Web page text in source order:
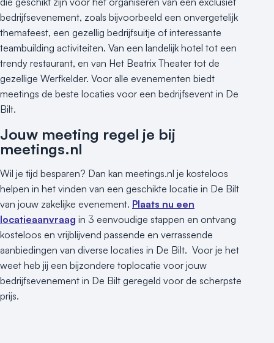
bedrijfsevenement, zoals bijvoorbeeld een onvergetelijk
themafeest, een gezellig bedrijfsuitje of interessante
teambuilding activiteiten. Van een landelijk hotel tot een
trendy restaurant, en van Het Beatrix Theater tot de
gezellige Werfkelder. Voor alle evenementen biedt
meetings de beste locaties voor een bedrijfsevent in De
Bilt.
Jouw meeting regel je bij
meetings.nl
Wil je tijd besparen? Dan kan meetings.nl je kosteloos
helpen in het vinden van een geschikte locatie in De Bilt
van jouw zakelijke evenement. Plaats nu een
locatieaanvraag in 3 eenvoudige stappen en ontvang
kosteloos en vrijblijvend passende en verrassende
aanbiedingen van diverse locaties in De Bilt. Voor je het
weet heb jij een bijzondere toplocatie voor jouw
bedrijfsevenement in De Bilt geregeld voor de scherpste
prijs.